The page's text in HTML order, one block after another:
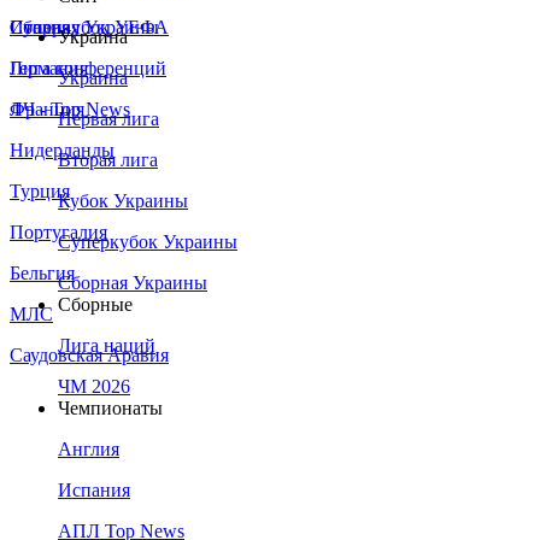
Сборная Украины
Италия
Германия
Франция
Нидерланды
Турция
Португалия
Бельгия
МЛС
Саудовская Аравия
Суперкубок УЕФА
Лига конференций
ЛЧ - Top News
Украина
Украина
Первая лига
Вторая лига
Кубок Украины
Суперкубок Украины
Сборная Украины
Сборные
Лига наций
ЧМ 2026
Чемпионаты
Англия
Испания
АПЛ Top News